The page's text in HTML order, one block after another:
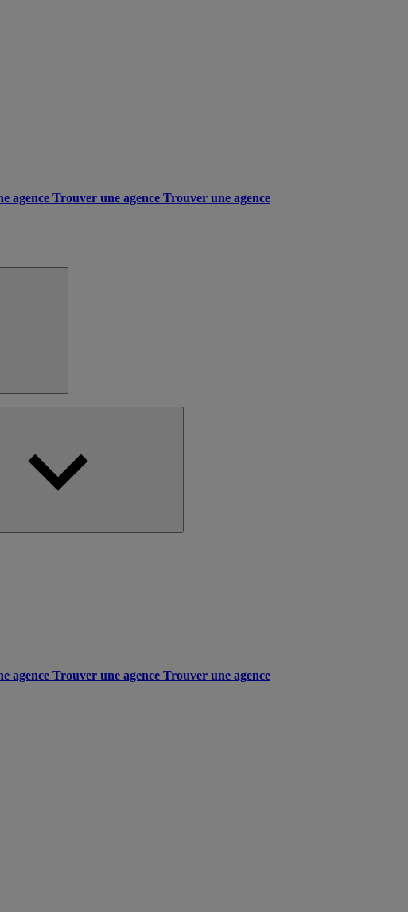
agence Trouver une agence Trouver une agence
agence Trouver une agence Trouver une agence